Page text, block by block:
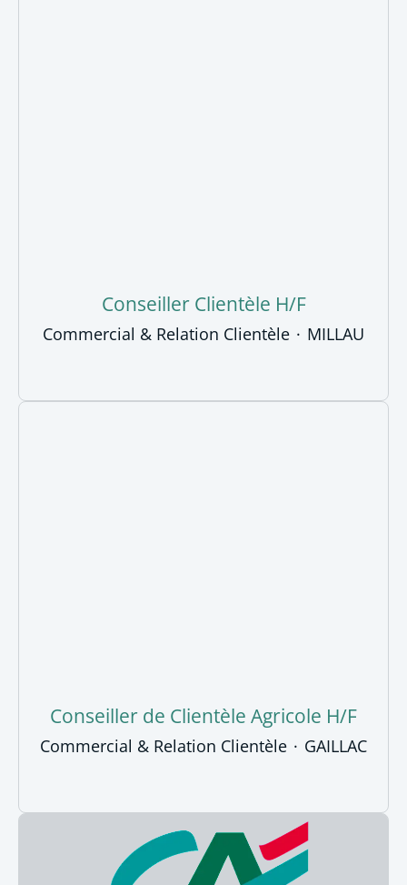
Conseiller Clientèle H/F
Commercial & Relation Clientèle · MILLAU
Conseiller de Clientèle Agricole H/F
Commercial & Relation Clientèle · GAILLAC